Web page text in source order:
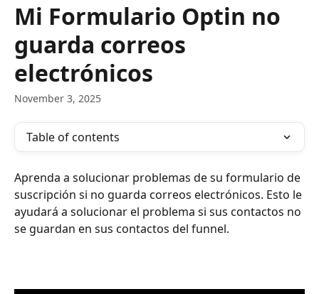
Mi Formulario Optin no
guarda correos
electrónicos
November 3, 2025
Table of contents
Aprenda a solucionar problemas de su formulario de
suscripción si no guarda correos electrónicos. Esto le
ayudará a solucionar el problema si sus contactos no
se guardan en sus contactos del funnel.